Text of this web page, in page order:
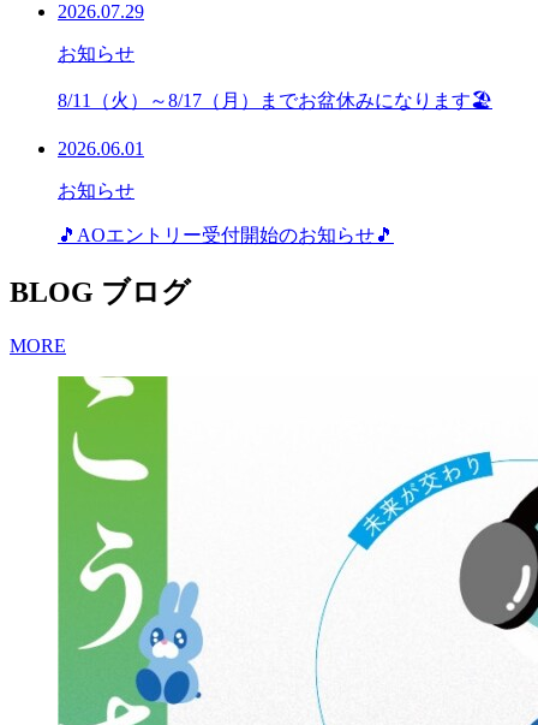
2026.07.29
お知らせ
8/11（火）～8/17（月）までお盆休みになります🏖
2026.06.01
お知らせ
🎵AOエントリー受付開始のお知らせ🎵
BLOG ブログ
MORE